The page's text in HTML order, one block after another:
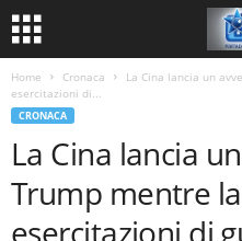
Home Cronaca
La Cina lancia un
esercitazioni di...
CRONACA
La Cina lancia
Trump mentre
esercitazioni di